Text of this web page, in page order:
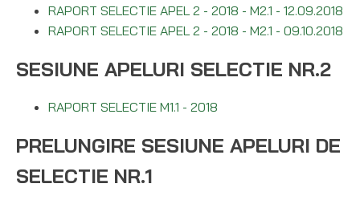
RAPORT SELECTIE APEL 2 - 2018 - M2.1 - 12.09.2018
RAPORT SELECTIE APEL 2 - 2018 - M2.1 - 09.10.2018
SESIUNE APELURI SELECTIE NR.2
RAPORT SELECTIE M1.1 - 2018
PRELUNGIRE SESIUNE APELURI DE
SELECTIE NR.1